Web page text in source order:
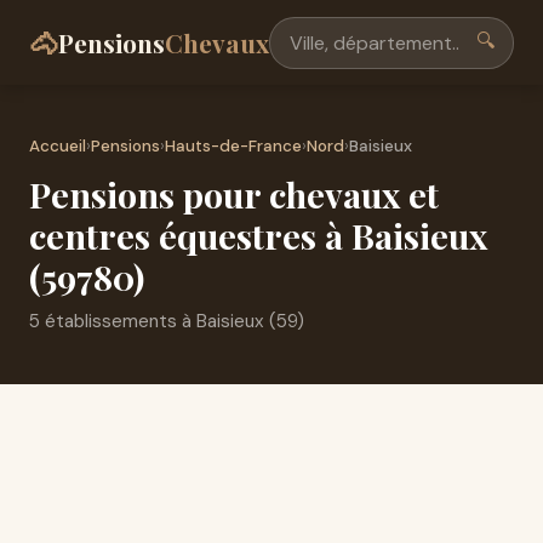
🐴PensionsChevaux 🔍
Accueil›Pensions›Hauts-de-France›Nord›Baisieux
Pensions pour chevaux et
centres équestres à Baisieux
(59780)
5 établissements à Baisieux (59)